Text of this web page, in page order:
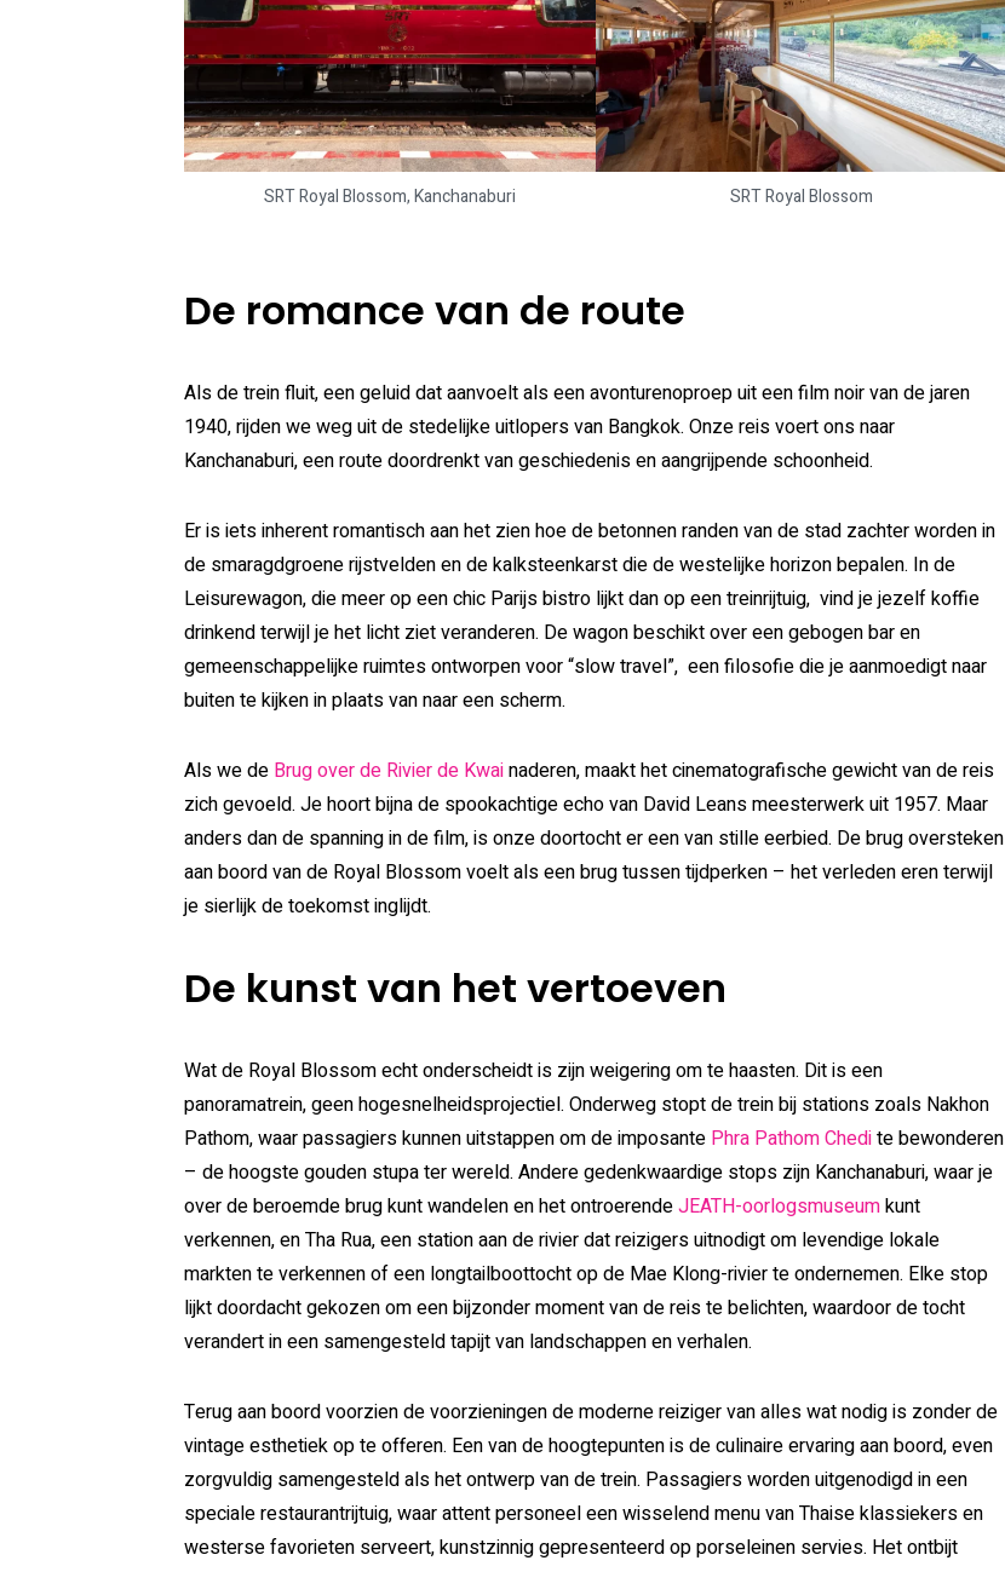
SRT Royal Blossom, Kanchanaburi SRT Royal Blossom
De romance van de route
Als de trein fluit, een geluid dat aanvoelt als een avonturenoproep uit een film noir van de jaren
1940, rijden we weg uit de stedelijke uitlopers van Bangkok. Onze reis voert ons naar
Kanchanaburi, een route doordrenkt van geschiedenis en aangrijpende schoonheid.
Er is iets inherent romantisch aan het zien hoe de betonnen randen van de stad zachter worden in
de smaragdgroene rijstvelden en de kalksteenkarst die de westelijke horizon bepalen. In de
Leisurewagon, die meer op een chic Parijs bistro lijkt dan op een treinrijtuig, vind je jezelf koffie
drinkend terwijl je het licht ziet veranderen. De wagon beschikt over een gebogen bar en
gemeenschappelijke ruimtes ontworpen voor “slow travel”, een filosofie die je aanmoedigt naar
buiten te kijken in plaats van naar een scherm.
Als we de Brug over de Rivier de Kwainaderen, maakt het cinematografische gewicht van de reis
zich gevoeld. Je hoort bijna de spookachtige echo van David Leans meesterwerk uit 1957. Maar
anders dan de spanning in de film, is onze doortocht er een van stille eerbied. De brug oversteken
aan boord van de Royal Blossom voelt als een brug tussen tijdperken – het verleden eren terwijl
je sierlijk de toekomst inglijdt.
De kunst van het vertoeven
Wat de Royal Blossom echt onderscheidt is zijn weigering om te haasten. Dit is een
panoramatrein, geen hogesnelheidsprojectiel. Onderweg stopt de trein bij stations zoals Nakhon
Pathom, waar passagiers kunnen uitstappen om de imposante Phra Pathom Chedite bewonderen
– de hoogste gouden stupa ter wereld. Andere gedenkwaardige stops zijn Kanchanaburi, waar je
over de beroemde brug kunt wandelen en het ontroerendeJEATH-oorlogsmuseumkunt
verkennen, en Tha Rua, een station aan de rivier dat reizigers uitnodigt om levendige lokale
markten te verkennen of een longtailboottocht op de Mae Klong-rivier te ondernemen. Elke stop
lijkt doordacht gekozen om een bijzonder moment van de reis te belichten, waardoor de tocht
verandert in een samengesteld tapijt van landschappen en verhalen.
Terug aan boord voorzien de voorzieningen de moderne reiziger van alles wat nodig is zonder de
vintage esthetiek op te offeren. Een van de hoogtepunten is de culinaire ervaring aan boord, even
zorgvuldig samengesteld als het ontwerp van de trein. Passagiers worden uitgenodigd in een
speciale restaurantrijtuig, waar attent personeel een wisselend menu van Thaise klassiekers en
westerse favorieten serveert, kunstzinnig gepresenteerd op porseleinen servies. Het ontbijt
Mis niets nieuws